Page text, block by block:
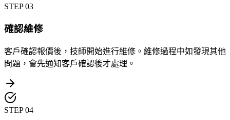
STEP03
確認維修
客戶確認報價後，技師開始進行維修。維修過程中如發現其他
問題，會先通知客戶確認後才處理。
STEP04